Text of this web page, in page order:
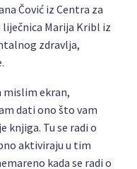
Čović iz Centra za
liječnica Marija Kribl iz
zdravlja,
ekran,
dati ono što vam
knjiga. Tu se radi o
aktiviraju u tim
kada se radi o